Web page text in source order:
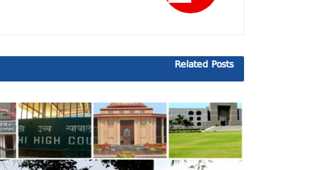
Related Posts